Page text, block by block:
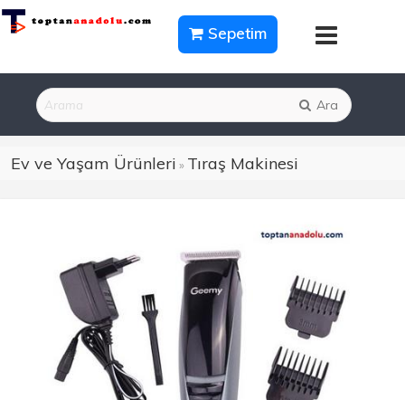
Sepetim
Ara
Ev ve Yaşam Ürünleri » Tıraş Makinesi